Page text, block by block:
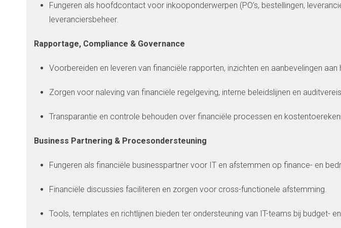
Fungeren als hoofdcontact voor inkooponderwerpen (PO’s, bestellingen,
leveranciersbeheer.
Rapportage, Compliance & Governance
Voorbereiden en leveren van financiële rapporten, inzichten en aanbevelingen
Zorgen voor naleving van financiële regelgeving, interne beleidslijnen en
Transparantie en controle behouden over financiële processen en
Business Partnering & Procesondersteuning
Fungeren als financiële businesspartner voor IT en afstemmen op finance- en
Financiële discussies faciliteren en zorgen voor cross-functionele afstemming.
Tools, templates en richtlijnen bieden ter ondersteuning van IT-teams bij budget-